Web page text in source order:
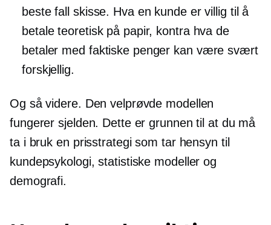
beste fall skisse. Hva en kunde er villig til å
betale teoretisk på papir, kontra hva de
betaler med faktiske penger kan være svært
forskjellig.
Og så videre. Den velprøvde modellen
fungerer sjelden. Dette er grunnen til at du må
ta i bruk en prisstrategi som tar hensyn til
kundepsykologi, statistiske modeller og
demografi.